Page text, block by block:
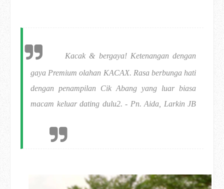
Kacak & bergaya! Ketenangan dengan
gaya Premium olahan KACAX. Rasa berbunga hati
dengan penampilan Cik Abang yang luar biasa
macam keluar dating dulu2. - Pn. Aida, Larkin JB